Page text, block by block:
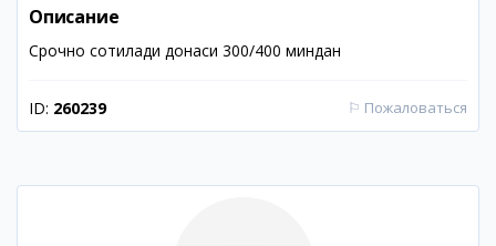
Описание
Срочно сотилади донаси 300/400 миндан
ID: 260239 ⚐ Пожаловаться